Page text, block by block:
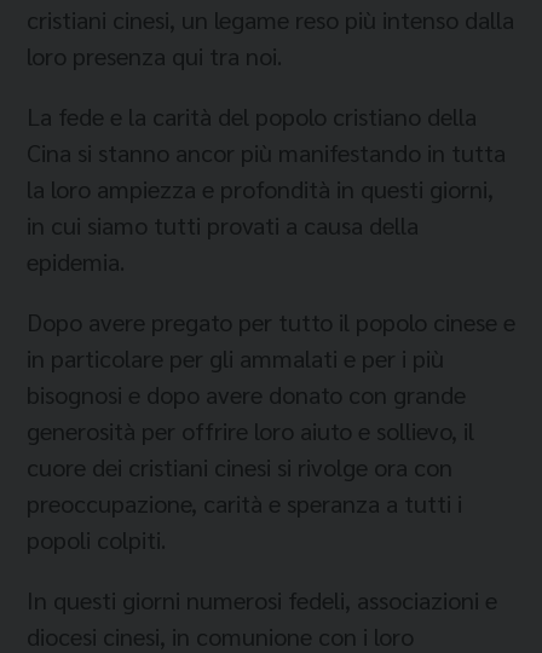
cristiani cinesi, un legame reso più intenso dalla
loro presenza qui tra noi.
La fede e la carità del popolo cristiano della
Cina si stanno ancor più manifestando in tutta
la loro ampiezza e profondità in questi giorni,
in cui siamo tutti provati a causa della
epidemia.
Dopo avere pregato per tutto il popolo cinese e
in particolare per gli ammalati e per i più
bisognosi e dopo avere donato con grande
generosità per offrire loro aiuto e sollievo, il
cuore dei cristiani cinesi si rivolge ora con
preoccupazione, carità e speranza a tutti i
popoli colpiti.
In questi giorni numerosi fedeli, associazioni e
diocesi cinesi, in comunione con i loro